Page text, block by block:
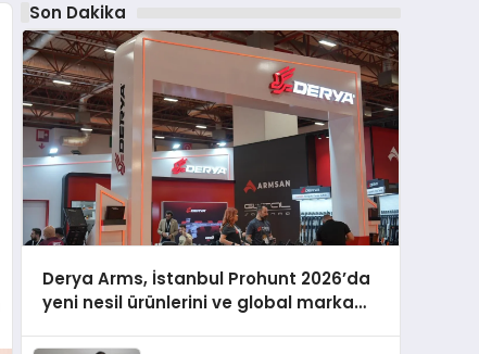
Son Dakika
Derya Arms, İstanbul Prohunt 2026’da
yeni nesil ürünlerini ve global marka